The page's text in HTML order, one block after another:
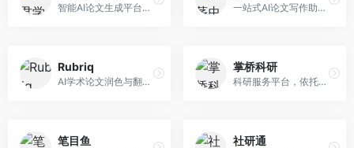
智能AI论文生成平台，支持查重检测。面向高校学生和研究人员，提供论文选题、内容生成、查重修改等一站式服务，学术写作流程完整。 一站式AI论文写作助手，覆盖学术写作全场景。面向高校学生和科研人员，提供开题报告、文献综述、论文正文等写作服务，支持多学科多类型论文，操作简便。
Rubriq
AI学术论文润色与翻译平台。面向国际期刊投稿者，提供论文润色、翻译、格式调整等服务，支持多语言，学术表达专业规范。
掌桥科研
科研服务平台，依托3亿+真实文献数据库。面向学术研究者和学生，提供文献检索、论文写作、科研数据分析等服务，文献资源丰富，学术支持专业。
笔目鱼 社研通